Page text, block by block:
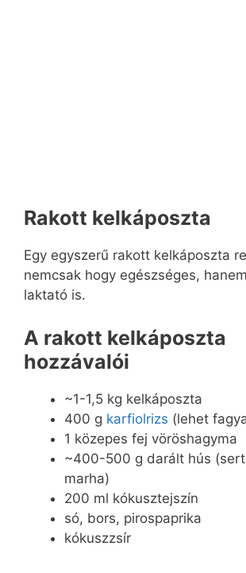
Rakott kelkáposzta
Egy egyszerű rakott kelkáposzta
nemcsak hogy egészséges,
laktató is.
A rakott kelkáposzta
hozzávalói
~1-1,5 kg kelkáposzta
400 g karfiolrizs (lehet
1 közepes fej vöröshagyma
~400-500 g darált hús
marha)
200 ml kókusztejszín
só, bors, pirospaprika
kókuszzsír